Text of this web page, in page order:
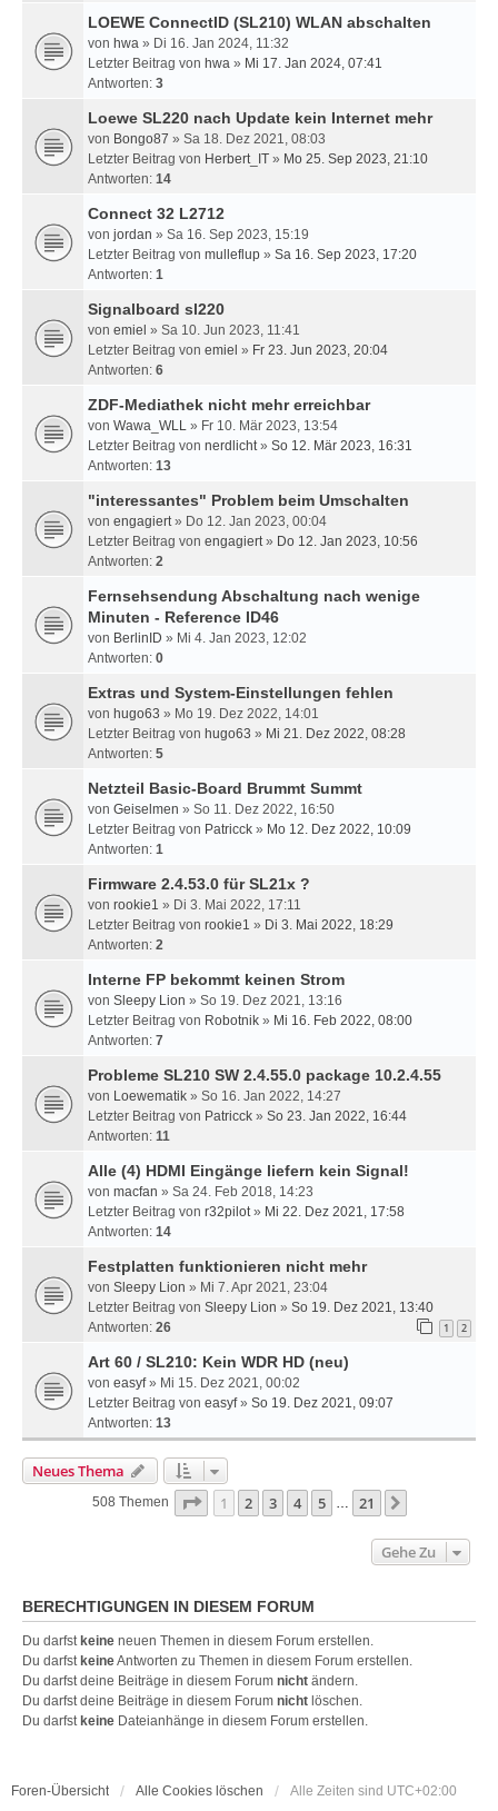
LOEWE ConnectID (SL210) WLAN abschalten
von hwa » Di 16. Jan 2024, 11:32
Letzter Beitrag von hwa » Mi 17. Jan 2024, 07:41
Antworten: 3
Loewe SL220 nach Update kein Internet mehr
von Bongo87 » Sa 18. Dez 2021, 08:03
Letzter Beitrag von Herbert_IT » Mo 25. Sep 2023, 21:10
Antworten: 14
Connect 32 L2712
von jordan » Sa 16. Sep 2023, 15:19
Letzter Beitrag von mulleflup » Sa 16. Sep 2023, 17:20
Antworten: 1
Signalboard sl220
von emiel » Sa 10. Jun 2023, 11:41
Letzter Beitrag von emiel » Fr 23. Jun 2023, 20:04
Antworten: 6
ZDF-Mediathek nicht mehr erreichbar
von Wawa_WLL » Fr 10. Mär 2023, 13:54
Letzter Beitrag von nerdlicht» So 12. Mär 2023, 16:31
Antworten: 13
"interessantes" Problem beim Umschalten
von engagiert» Do 12. Jan 2023, 00:04
Letzter Beitrag von engagiert» Do 12. Jan 2023, 10:56
Antworten: 2
Fernsehsendung Abschaltung nach wenige
Minuten - Reference ID46
von BerlinID » Mi 4. Jan 2023, 12:02
Antworten: 0
Extras und System-Einstellungen fehlen
von hugo63 » Mo 19. Dez 2022, 14:01
Letzter Beitrag von hugo63 » Mi 21. Dez 2022, 08:28
Antworten: 5
Netzteil Basic-Board Brummt Summt
von Geiselmen » So 11. Dez 2022, 16:50
Letzter Beitrag von Patricck » Mo 12. Dez 2022, 10:09
Antworten: 1
Firmware 2.4.53.0 für SL21x ?
von rookie1 » Di 3. Mai 2022, 17:11
Letzter Beitrag von rookie1 » Di 3. Mai 2022, 18:29
Antworten: 2
Interne FP bekommt keinen Strom
von Sleepy Lion » So 19. Dez 2021, 13:16
Letzter Beitrag von Robotnik » Mi 16. Feb 2022, 08:00
Antworten: 7
Probleme SL210 SW 2.4.55.0 package 10.2.4.55
von Loewematik » So 16. Jan 2022, 14:27
Letzter Beitrag von Patricck » So 23. Jan 2022, 16:44
Antworten: 11
Alle (4) HDMI Eingänge liefern kein Signal!
von macfan » Sa 24. Feb 2018, 14:23
Letzter Beitrag von r32pilot» Mi 22. Dez 2021, 17:58
Antworten: 14
Festplatten funktionieren nicht mehr
von Sleepy Lion » Mi 7. Apr 2021, 23:04
Letzter Beitrag von Sleepy Lion » So 19. Dez 2021, 13:40
Antworten: 26 1 2
Art 60 / SL210: Kein WDR HD (neu)
von easyf» Mi 15. Dez 2021, 00:02
Letzter Beitrag von easyf» So 19. Dez 2021, 09:07
Antworten: 13
Neues Thema
508 Themen Seite 1Von 21
1 2 3 4 5 … 21
Gehe Zu
BERECHTIGUNGEN IN DIESEM FORUM
Du darfst keine neuen Themen in diesem Forum erstellen.
Du darfst keineAntworten zu Themen in diesem Forum erstellen.
Du darfst deine Beiträge in diesem Forum nicht ändern.
Du darfst deine Beiträge in diesem Forum nicht löschen.
Du darfst keine Dateianhänge in diesem Forum erstellen.
Foren-Übersicht Alle Cookies löschen Alle Zeiten sind UTC+02:00